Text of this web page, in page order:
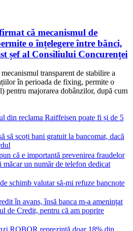
că mecanismul de
o înțelegere între bănci,
șef al Consiliului Concurenței
transparent de stabilire a
în perioada de fixing, permite o
pentru majorarea dobânzilor, după cum
din reclama Raiffeisen poate fi și de 5
să scoți bani gratuit la bancomat, dacă
că e importantă prevenirea fraudelor
un număr de telefon dedicat
schimb valutar să-mi refuze bancnote
în avans, însă banca m-a amenințat
de Credit, pentru că am poprire